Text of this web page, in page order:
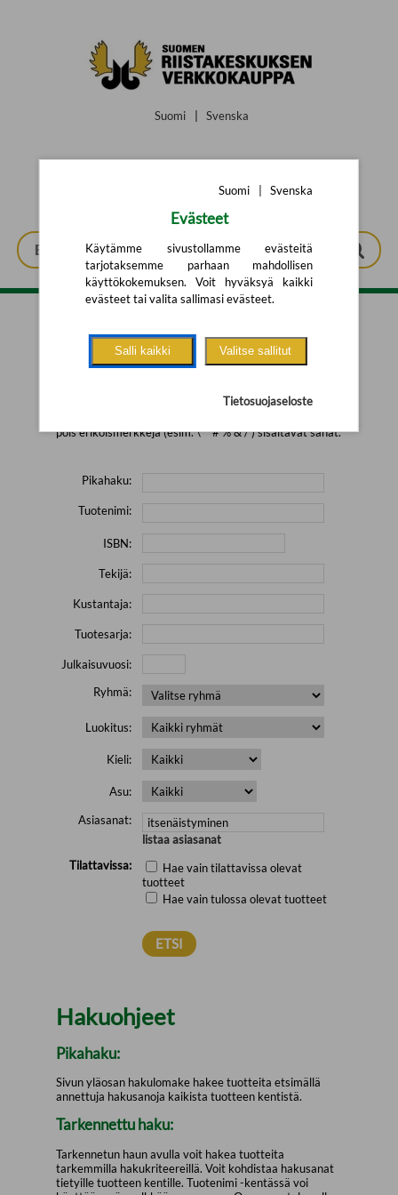
Suomi Svenska
Tarkennettu haku
pois erikoismerkkejä (esim. \' " # % & / ) sisältävät sanat.
Pikahaku:
Tuotenimi:
ISBN:
Tekijä:
Kustantaja:
Tuotesarja:
Julkaisuvuosi:
Ryhmä:
Luokitus:
Kieli:
Asu:
Asiasanat:
listaa asiasanat
Tilattavissa:
Hae vain tilattavissa olevat
tuotteet
Hae vain tulossa olevat tuotteet
Hakuohjeet
Pikahaku:
Sivun yläosan hakulomake hakee tuotteita etsimällä
annettuja hakusanoja kaikista tuotteen kentistä.
Tarkennettu haku:
Tarkennetun haun avulla voit hakea tuotteita
tarkemmilla hakukriteereillä. Voit kohdistaa hakusanat
tietyille tuotteen kentille. Tuotenimi -kentässä voi
Suomi Svenska
Evästeet
Käytämme sivustollamme evästeitä
tarjotaksemme parhaan mahdollisen
käyttökokemuksen. Voit hyväksyä kaikki
evästeet tai valita sallimasi evästeet.
Salli kaikki Valitse sallitut
Tietosuojaseloste